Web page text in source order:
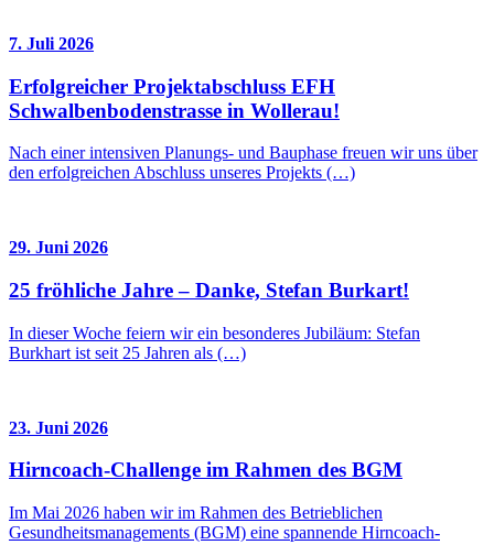
7. Juli 2026
Erfolgreicher Projektabschluss EFH
Schwalbenbodenstrasse in Wollerau!
Nach einer intensiven Planungs- und Bauphase freuen wir uns über
den erfolgreichen Abschluss unseres Projekts (…)
29. Juni 2026
25 fröhliche Jahre – Danke, Stefan Burkart!
In dieser Woche feiern wir ein besonderes Jubiläum: Stefan
Burkhart ist seit 25 Jahren als (…)
23. Juni 2026
Hirncoach-Challenge im Rahmen des BGM
Im Mai 2026 haben wir im Rahmen des Betrieblichen
Gesundheitsmanagements (BGM) eine spannende Hirncoach-